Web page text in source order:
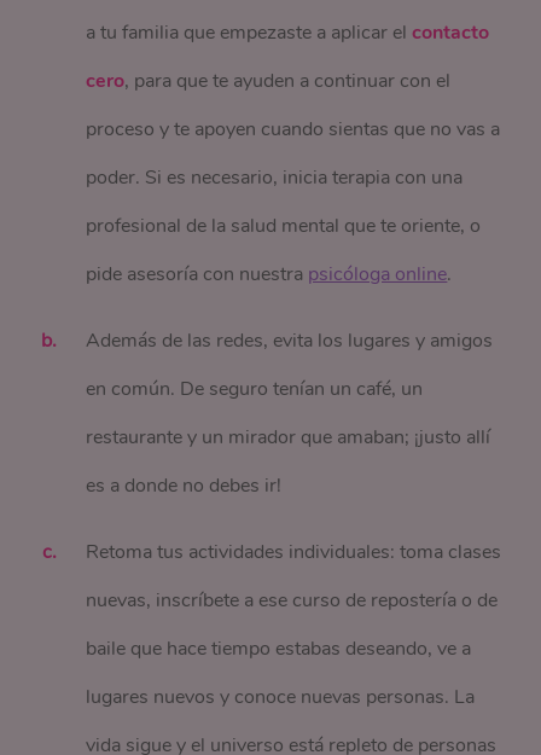
a tu familia que empezaste a aplicar elcontacto
cero, para que te ayuden a continuar con el
proceso y te apoyen cuando sientas que no vas a
poder. Si es necesario, inicia terapia con una
profesional de la salud mental que te oriente, o
pide asesoría con nuestra psicóloga online.
Además de las redes, evita los lugares y amigos
en común. De seguro tenían un café, un
restaurante y un mirador que amaban; ¡justo allí
es a donde no debes ir!
Retoma tus actividades individuales: toma clases
nuevas, inscríbete a ese curso de repostería o de
baile que hace tiempo estabas deseando, ve a
lugares nuevos y conoce nuevas personas. La
vida sigue y el universo está repleto de personas